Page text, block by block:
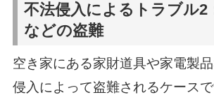
不法侵入によるトラブル2
などの盗難
空き家にある家財道具や家電製
侵入によって盗難されるケースで